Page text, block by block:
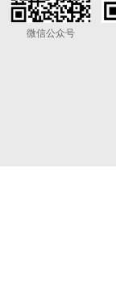
微信公众号